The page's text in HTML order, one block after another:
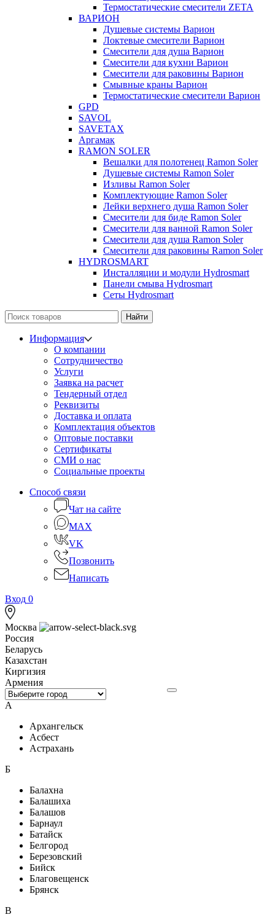
Термостатические смесители ZETA
ВАРИОН
Душевые системы Варион
Локтевые смесители Варион
Смесители для душа Варион
Смесители для кухни Варион
Смесители для раковины Варион
Смывные краны Варион
Термостатические смесители Варион
GPD
SAVOL
SAVETAX
Аргамак
RAMON SOLER
Вешалки для полотенец Ramon Soler
Душевые системы Ramon Soler
Изливы Ramon Soler
Комплектующие Ramon Soler
Лейки верхнего душа Ramon Soler
Смесители для биде Ramon Soler
Смесители для ванной Ramon Soler
Смесители для душа Ramon Soler
Смесители для раковины Ramon Soler
HYDROSMART
Инсталляции и модули Hydrosmart
Панели смыва Hydrosmart
Сеты Hydrosmart
Найти
Информация
О компании
Сотрудничество
Услуги
Заявка на расчет
Тендерный отдел
Реквизиты
Доставка и оплата
Комплектация объектов
Оптовые поставки
Сертификаты
СМИ о нас
Социальные проекты
Способ связи
Чат на сайте
MAX
VK
Позвонить
Написать
Вход 0
Москва
Россия
Беларусь
Казахстан
Киргизия
Армения
А
Архангельск
Асбест
Астрахань
Б
Балахна
Балашиха
Балашов
Барнаул
Батайск
Белгород
Березовский
Бийск
Благовещенск
Брянск
В